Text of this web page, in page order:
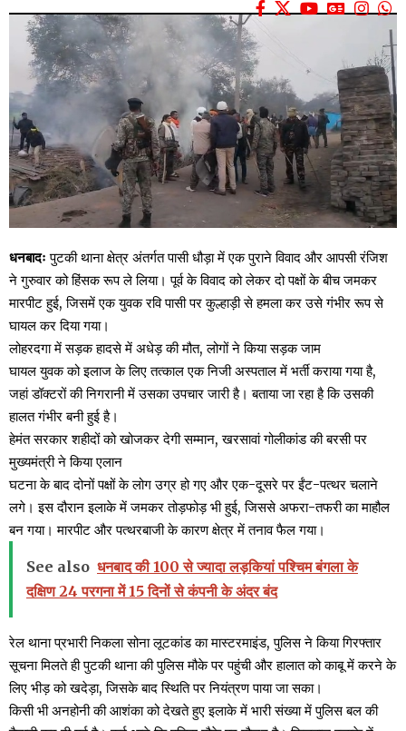
धनबादः पुटकी थाना क्षेत्र अंतर्गत पासी धौड़ा में एक पुराने विवाद और आपसी रंजिश
ने गुरुवार को हिंसक रूप ले लिया। पूर्व के विवाद को लेकर दो पक्षों के बीच जमकर
मारपीट हुई, जिसमें एक युवक रवि पासी पर कुल्हाड़ी से हमला कर उसे गंभीर रूप से
घायल कर दिया गया।
लोहरदगा में सड़क हादसे में अधेड़ की मौत, लोगों ने किया सड़क जाम
घायल युवक को इलाज के लिए तत्काल एक निजी अस्पताल में भर्ती कराया गया है,
जहां डॉक्टरों की निगरानी में उसका उपचार जारी है। बताया जा रहा है कि उसकी
हालत गंभीर बनी हुई है।
हेमंत सरकार शहीदों को खोजकर देगी सम्मान, खरसावां गोलीकांड की बरसी पर
मुख्यमंत्री ने किया एलान
घटना के बाद दोनों पक्षों के लोग उग्र हो गए और एक-दूसरे पर ईंट-पत्थर चलाने
लगे। इस दौरान इलाके में जमकर तोड़फोड़ भी हुई, जिससे अफरा-तफरी का माहौल
बन गया। मारपीट और पत्थरबाजी के कारण क्षेत्र में तनाव फैल गया।
See also धनबाद की 100 से ज्यादा लड़कियां पश्चिम बंगला के
दक्षिण 24 परगना में 15 दिनों से कंपनी के अंदर बंद
रेल थाना प्रभारी निकला सोना लूटकांड का मास्टरमाइंड, पुलिस ने किया गिरफ्तार
सूचना मिलते ही पुटकी थाना की पुलिस मौके पर पहुंची और हालात को काबू में करने के
लिए भीड़ को खदेड़ा, जिसके बाद स्थिति पर नियंत्रण पाया जा सका।
किसी भी अनहोनी की आशंका को देखते हुए इलाके में भारी संख्या में पुलिस बल की